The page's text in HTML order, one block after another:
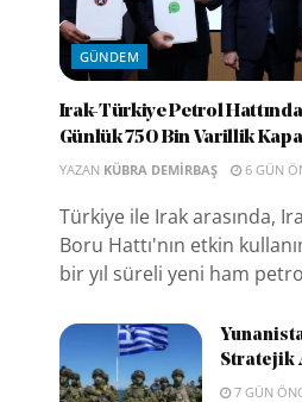
GÜNDEM
Irak-Türkiye Petrol Hattında
Günlük 750 Bin Varillik
YAZAN KÜBRA DEMIRBAŞ 6 GÜN
Türkiye ile Irak arasında,
Boru Hattı'nın etkin
bir yıl süreli yeni ham
Stratejik
7 GÜN